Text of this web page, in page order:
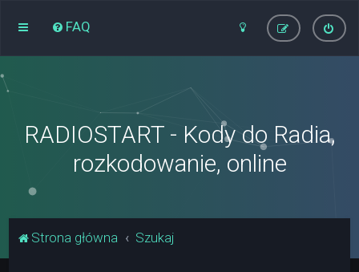
FAQ
RADIOSTART - Kody do Radia,
rozkodowanie, online
Strona główna Szukaj